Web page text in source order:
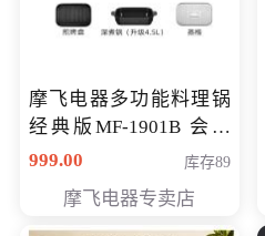
摩飞电器多功能料理锅
经典版MF-1901B 会员
专享价399元
999.00 库存89
摩飞电器专卖店